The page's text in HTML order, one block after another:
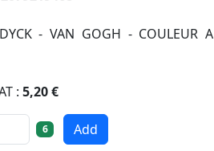
- VAN GOGH - COULEUR A
: 5,20 €
6 Add